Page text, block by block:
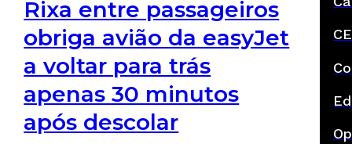
Rixa entre passageiros
obriga avião da easyJet
a voltar para trás
apenas 30 minutos
após descolar